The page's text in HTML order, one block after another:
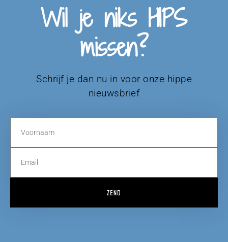
Wil je niks HIPS
missen?
Schrijf je dan nu in voor onze hippe
nieuwsbrief
ZEND